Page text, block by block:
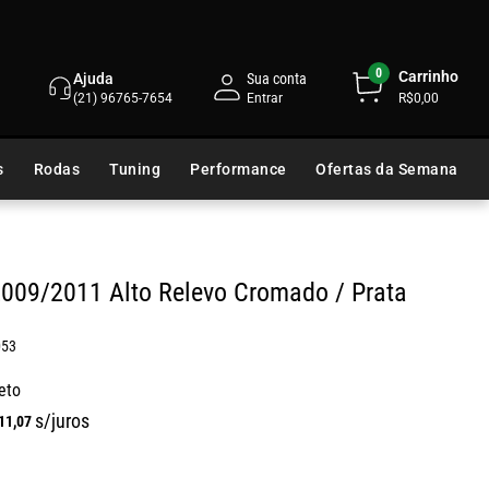
Ajuda
(21) 96765-7654
Sua conta 0 Carrinho
R$0,00
Rodas Tuning Performance Ofertas da Semana
2011 Alto Relevo Cromado / Prata
11,07 s/juros